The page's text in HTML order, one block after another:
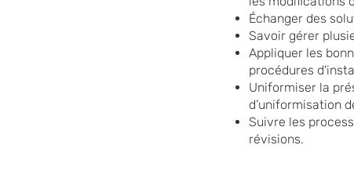
Échanger des
Savoir gérer
Appliquer les
procédures
Uniformiser la
d’uniformisation
Suivre les
révisions.